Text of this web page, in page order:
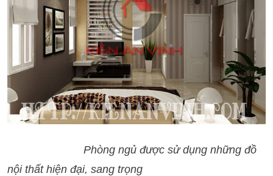
Phòng ngủ được sử dụng những đồ
nội thất hiện đại, sang trọng